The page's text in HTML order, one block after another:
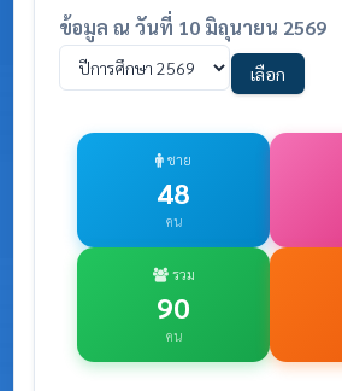
ข้อมูล ณ วันที่ 10 มิถุนายน 2569
เลือก
ชาย
48
คน
รวม
90
คน